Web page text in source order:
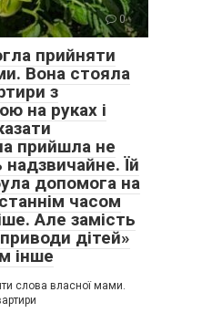
0
прийняти
Вона стояла
з
на руках і
прийшла не
Їй
допомога на
часом
Але замість
дітей»
інше
слова власної мами.